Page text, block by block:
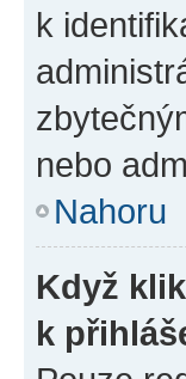
k
nebo
Nahoru
Když
k